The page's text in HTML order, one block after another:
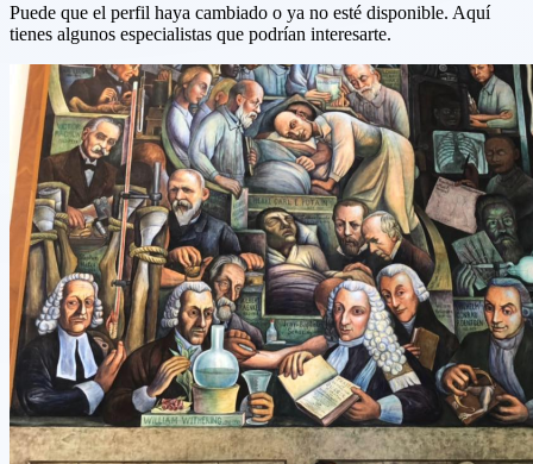
Puede que el perfil haya cambiado o ya no esté disponible. Aquí
tienes algunos especialistas que podrían interesarte.